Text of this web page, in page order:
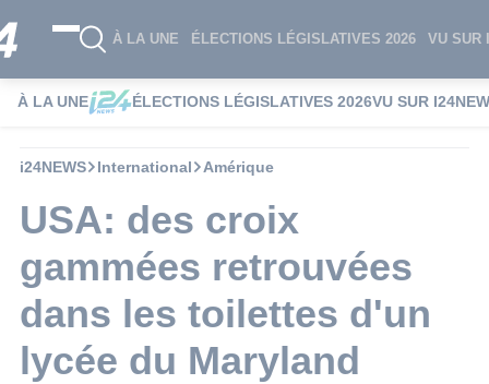
À LA UNE ÉLECTIONS LÉGISLATIVES 2026 VU SUR
À LA UNE ÉLECTIONS LÉGISLATIVES 2026VU SUR
i24NEWS International Amérique
USA: des croix
gammées retrouvées
dans les toilettes d'un
lycée du Maryland